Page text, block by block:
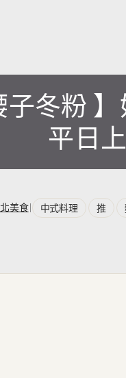
子冬粉
平日
美食| 中式料理 推